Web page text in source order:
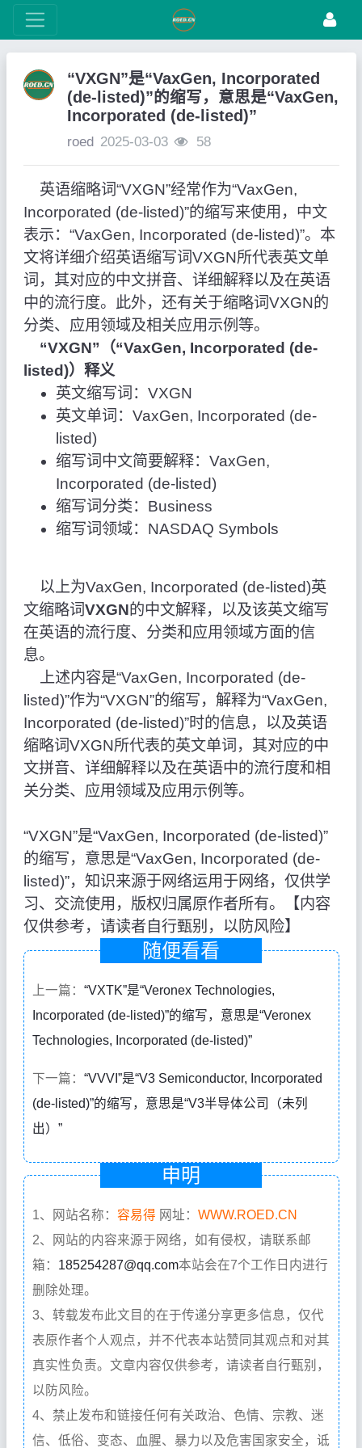
“VXGN”是“VaxGen, Incorporated
(de-listed)”的缩写，意思是“VaxGen,
Incorporated (de-listed)”
roed 2025-03-03 58
英语缩略词“VXGN”经常作为“VaxGen,
Incorporated (de-listed)”的缩写来使用，中文
表示：“VaxGen, Incorporated (de-listed)”。本
文将详细介绍英语缩写词VXGN所代表英文单
词，其对应的中文拼音、详细解释以及在英语
中的流行度。此外，还有关于缩略词VXGN的
分类、应用领域及相关应用示例等。
“VXGN”（“VaxGen, Incorporated (de-
listed)）释义
英文缩写词：VXGN
英文单词：VaxGen, Incorporated (de-
listed)
缩写词中文简要解释：VaxGen,
Incorporated (de-listed)
缩写词分类：Business
缩写词领域：NASDAQ Symbols
以上为VaxGen, Incorporated (de-listed)英
文缩略词VXGN的中文解释，以及该英文缩写
在英语的流行度、分类和应用领域方面的信
息。
上述内容是“VaxGen, Incorporated (de-
listed)”作为“VXGN”的缩写，解释为“VaxGen,
Incorporated (de-listed)”时的信息，以及英语
缩略词VXGN所代表的英文单词，其对应的中
文拼音、详细解释以及在英语中的流行度和相
关分类、应用领域及应用示例等。
“VXGN”是“VaxGen, Incorporated (de-listed)”
的缩写，意思是“VaxGen, Incorporated (de-
listed)”，知识来源于网络运用于网络，仅供学
习、交流使用，版权归属原作者所有。【内容
仅供参考，请读者自行甄别，以防风险】
随便看看
上一篇： “VXTK”是“Veronex Technologies,
Incorporated (de-listed)”的缩写，意思是“Veronex
Technologies, Incorporated (de-listed)”
下一篇： “VVVI”是“V3 Semiconductor, Incorporated
(de-listed)”的缩写，意思是“V3半导体公司（未列
出）”
申明
1、网站名称： 容易得 网址： WWW.ROED.CN
2、网站的内容来源于网络，如有侵权，请联系邮
箱： 185254287@qq.com本站会在7个工作日内进行
删除处理。
3、转载发布此文目的在于传递分享更多信息，仅代
表原作者个人观点，并不代表本站赞同其观点和对其
真实性负责。文章内容仅供参考，请读者自行甄别，
以防风险。
4、禁止发布和链接任何有关政治、色情、宗教、迷
信、低俗、变态、血腥、暴力以及危害国家安全，诋